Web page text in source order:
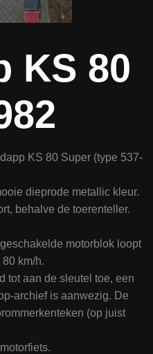
KS 80
KS 80 Super (type 537-
dieprode metallic kleur.
behalve de toerenteller.
motorblok loopt
km/h.
tot aan de sleutel toe, een
archief is aanwezig. De
(op juist